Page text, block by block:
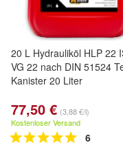
20 L Hydrauliköl HLP 22
VG 22 nach DIN 51524
Kanister 20 Liter
77,50 € (3,88 €/l)
Kostenloser Versand
6